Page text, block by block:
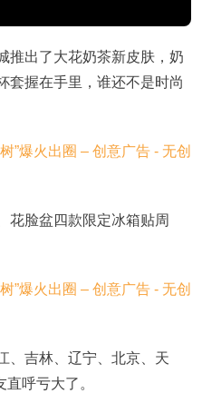
推出了大花奶茶新皮肤，奶
套握在手里，谁还不是时尚
花脸盆四款限定冰箱贴周
、吉林、辽宁、北京、天
呼亏大了。